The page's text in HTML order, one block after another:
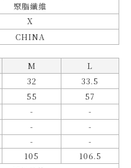
聚脂纖維
X
CHINA
M
L
32
33.5
55
57
-
-
-
-
-
-
105
106.5